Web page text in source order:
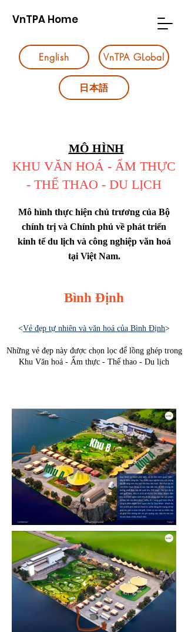
VnTPA Home
English VnTPA GLobal
日本語
MÔ HÌNH
KHU VĂN HOÁ - ẨM THỰC
- THỂ THAO - DU LỊCH
Mô hình thực hiện chủ trương của Bộ
chính trị và Chính phủ về phát triển
kinh tế du lịch và công nghiệp văn hoá
tại Việt Nam.
Bình Định
<Vẻ đẹp tự nhiên và văn hoá của Bình Định>
Những vẻ đẹp này được chọn lọc để lồng ghép trong
Khu Văn hoá - Ẩm thực - Thể thao - Du lịch